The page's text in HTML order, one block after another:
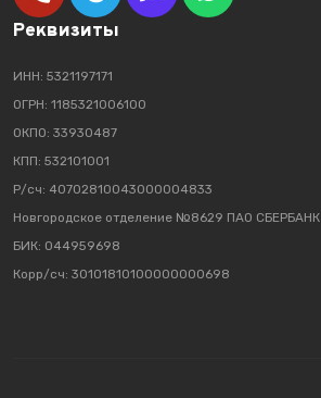
Реквизиты
ИНН: 5321197171
ОГРН: 1185321006100
ОКПО: 33930487
КПП: 532101001
Р/сч: 40702810043000004833
Новгородское отделение №8629 ПАО СБЕРБАНК
БИК: 044959698
Корр/сч: 30101810100000000698